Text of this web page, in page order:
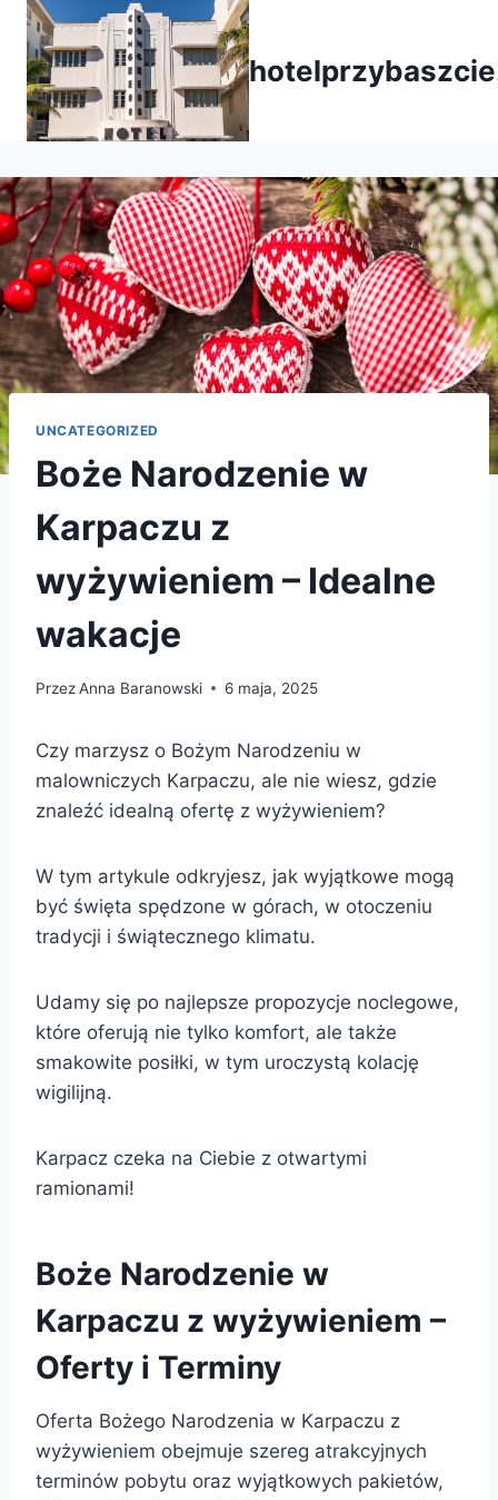
Przejdź
treści
UNCATEGORIZED
Boże Narodzenie w
Karpaczu z
wyżywieniem – Idealne
wakacje
PrzezAnna Baranowski 6 maja, 2025
Czy marzysz o Bożym Narodzeniu w
malowniczych Karpaczu, ale nie wiesz, gdzie
znaleźć idealną ofertę z wyżywieniem?
W tym artykule odkryjesz, jak wyjątkowe mogą
być święta spędzone w górach, w otoczeniu
tradycji i świątecznego klimatu.
Udamy się po najlepsze propozycje noclegowe,
które oferują nie tylko komfort, ale także
smakowite posiłki, w tym uroczystą kolację
wigilijną.
Karpacz czeka na Ciebie z otwartymi
ramionami!
Boże Narodzenie w
Karpaczu z wyżywieniem –
Oferty i Terminy
Oferta Bożego Narodzenia w Karpaczu z
wyżywieniem obejmuje szereg atrakcyjnych
terminów pobytu oraz wyjątkowych pakietów,